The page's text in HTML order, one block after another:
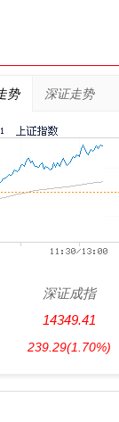
势 深证走势
深证成指
14349.41
239.29(1.70%)